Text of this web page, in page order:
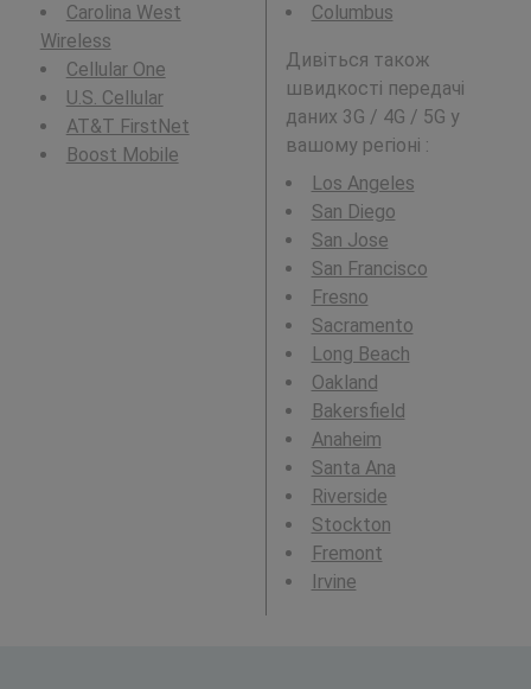
Carolina West
Wireless
Cellular One
U.S. Cellular
AT&T FirstNet
Boost Mobile
Columbus
Дивіться також
швидкості передачі
даних 3G / 4G / 5G у
вашому регіоні :
Los Angeles
San Diego
San Jose
San Francisco
Fresno
Sacramento
Long Beach
Oakland
Bakersfield
Anaheim
Santa Ana
Riverside
Stockton
Fremont
Irvine